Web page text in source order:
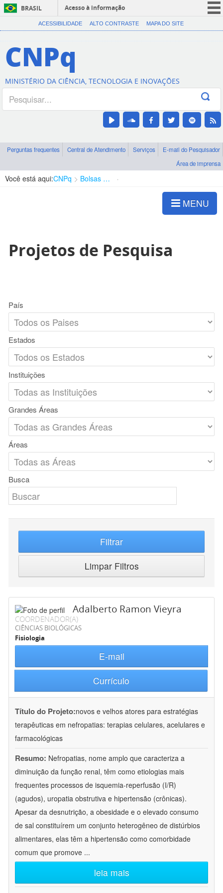
BRASIL
Acesso à informação
CORONAVÍRUS (COVID-19)
Canais
ACESSIBILIDADE ALTO CONTRASTE MAPA DO SITE
CNPq
MINISTÉRIO DA CIÊNCIA, TECNOLOGIA E INOVAÇÕES
Perguntas frequentes Central de Atendimento Serviços
E-mail do Pesquisador
Área de imprensa
Você está aqui:CNPq Bolsas e Auxílios Vigentes
MENU
Projetos de Pesquisa
País
Estados
Instituições
Grandes Áreas
Áreas
Busca
Filtrar
Limpar Filtros
Adalberto Ramon Vieyra
COORDENADOR(A)
CIÊNCIAS BIOLÓGICAS
Fisiologia
E-mail
Currículo
Título do Projeto:novos e velhos atores para estratégias
terapêuticas em nefropatias: terapias celulares, acelulares e
farmacológicas
Resumo: Nefropatias, nome amplo que caracteriza a
diminuição da função renal, têm como etiologias mais
frequentes processos de isquemia-reperfusão (I/R)
(agudos), uropatia obstrutiva e hipertensão (crônicas).
Apesar da desnutrição, a obesidade e o elevado consumo
de sal constituírem um conjunto heterogêneo de distúrbios
alimentares, elas têm a hipertensão como comorbidade
comum que promove ...
leia mais